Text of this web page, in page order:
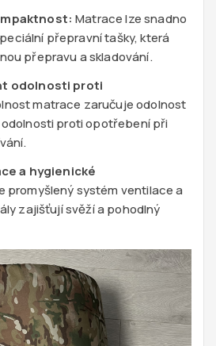
Matrace lze snadno
přepravní tašky, která
přepravu a skladování.
odolnosti proti
matrace zaručuje odolnost
proti opotřebení při
a hygienické
promyšlený systém ventilace a
zajišťují svěží a pohodlný